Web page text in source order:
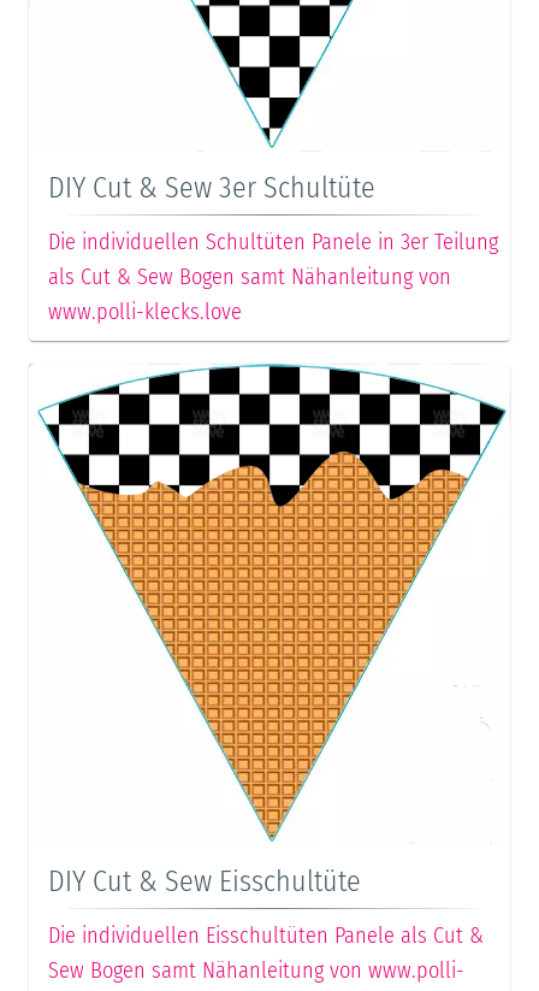
DIY Cut & Sew 3er Schultüte
Die individuellen Schultüten Panele in 3er Teilung
als Cut & Sew Bogen samt Nähanleitung von
www.polli-klecks.love
DIY Cut & Sew Eisschultüte
Die individuellen Eisschultüten Panele als Cut &
Sew Bogen samt Nähanleitung von www.polli-